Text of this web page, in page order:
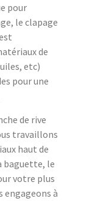
pour
le clapage
de
etc)
pour une
de rive
travaillons
haut de
baguette, le
votre plus
engageons à